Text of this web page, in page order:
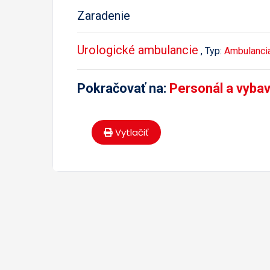
Zaradenie
Urologické ambulancie , Typ:
Pokračovať na: Personál a
Vytlačiť